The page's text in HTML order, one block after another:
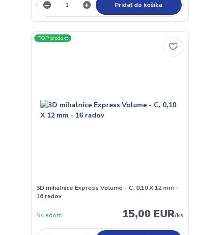
Pridať do košíka
TOP produkt
3D mihalnice Express Volume - C, 0,10 X 12 mm -
16 radov
15,00 EUR/ks
Skladom